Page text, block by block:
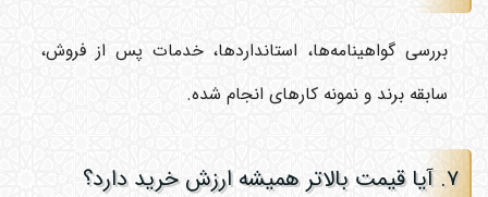
بررسی گواهینامه‌ها، استانداردها، خدمات پس از فروش،
سابقه برند و نمونه کارهای انجام شده.
۷. آیا قیمت بالاتر همیشه ارزش خرید دارد؟